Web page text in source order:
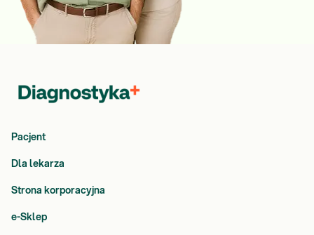
Pacjent
Dla lekarza
Strona korporacyjna
e-Sklep